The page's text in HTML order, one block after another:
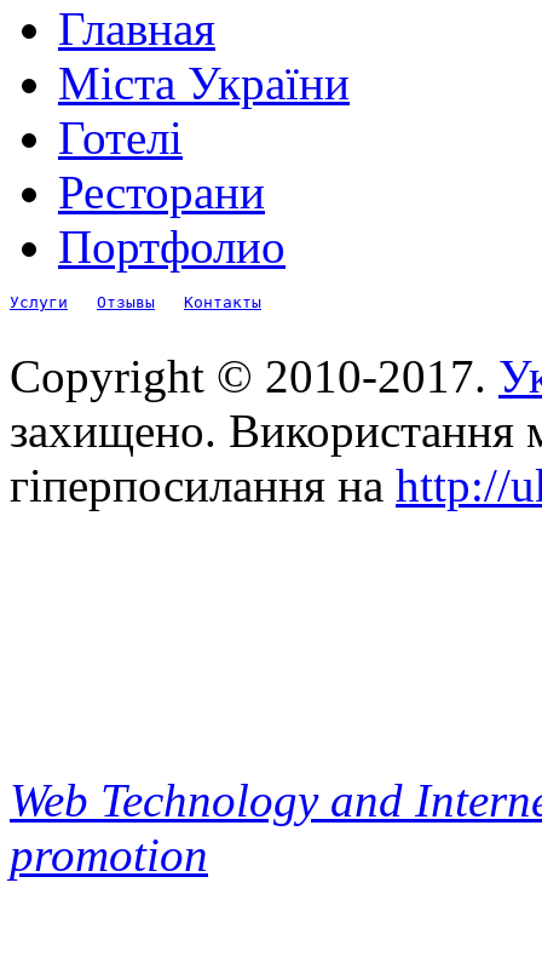
Главная
Міста України
Готелі
Ресторани
Портфолио
Услуги Отзывы Контакты
Copyright © 2010-2017.
захищено. Використання
гіперпосилання на http://
Web Technology and
promotion